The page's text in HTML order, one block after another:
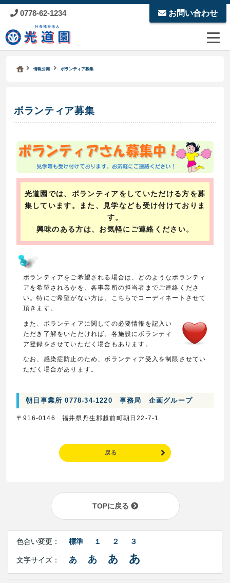
0778-62-1234 お問い合わせ
社会福祉法人 光道園
情報公開 ボランティア募集
ボランティア募集
光道園では、ボランティアをしていただける方を募
集しています。また、見学なども受け付けておりま
す。
興味のある方は、お気軽にご連絡ください。
ボランティアをご希望される場合は、どのようなボランティ
アを希望されるかを、各事業所の担当者までご連絡くださ
い。特にご希望がない方は、こちらでコーディネートさせて
頂きます。
また、ボランティアに関しての必要情報を記入い
ただき了解をいただければ、各施設にボランティ
ア登録をさせていただく場合もあります。
なお、感染症防止のため、ボランティア受入を制限させてい
ただく場合があります。
朝日事業所 0778-34-1220 事務局 企画グループ
〒916-0146 福井県丹生郡越前町朝日22-7-1
戻る
TOPに戻る
Right
Contents
色合い変更： 標準 １ ２ ３
文字サイズ： あ あ あ あ